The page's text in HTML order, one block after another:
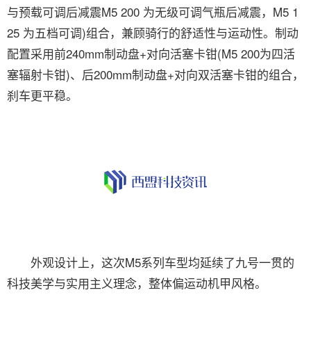
与预载可调后减震M5 200 为无级可调气瓶后减震，M5 1
25 为五档可调)组合，兼顾骑行的舒适性与运动性。制动
配置采用前240mm制动盘+对向活塞卡钳(M5 200为四活
塞辐射卡钳)、后200mm制动盘+对向双活塞卡钳的组合，
刹车更平稳。
外观设计上，这次M5系列车型均延续了九号一贯的
科技美学与实用主义理念，整体偏运动机甲风格。